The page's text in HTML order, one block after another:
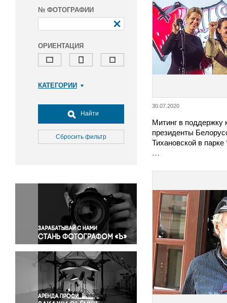
№ ФОТОГРАФИИ
ОРИЕНТАЦИЯ
КАТЕГОРИИ
Досуг, туризм и отдых
Культура
Медицина
Окружающая среда
Политика
Правосудие
Происшествия и конфликты
Религия
Светская жизнь
Спорт
Экология
Экономика и бизнес
Найти
Сбросить фильтр
30.07.2020
Митинг в поддержку
президенты
Тихановской в
…